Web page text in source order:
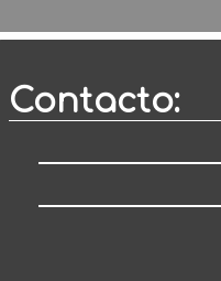
Contacto: